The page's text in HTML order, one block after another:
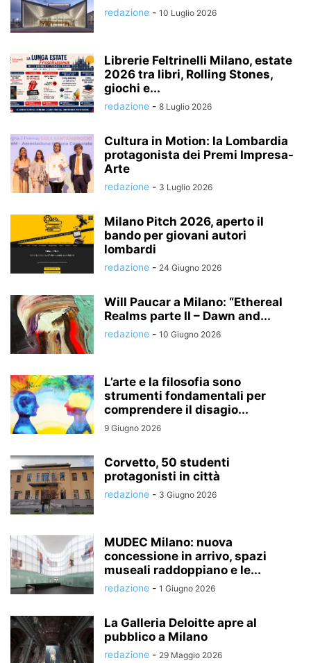
redazione - 10 Luglio 2026
Librerie Feltrinelli Milano, estate
2026 tra libri, Rolling Stones,
giochi e...
redazione - 8 Luglio 2026
Cultura in Motion: la Lombardia
protagonista dei Premi Impresa-
Arte
redazione - 3 Luglio 2026
Milano Pitch 2026, aperto il
bando per giovani autori
lombardi
redazione - 24 Giugno 2026
Will Paucar a Milano: “Ethereal
Realms parte II – Dawn and...
redazione - 10 Giugno 2026
L’arte e la filosofia sono
strumenti fondamentali per
comprendere il disagio...
9 Giugno 2026
Corvetto, 50 studenti
protagonisti in città
redazione - 3 Giugno 2026
MUDEC Milano: nuova
concessione in arrivo, spazi
museali raddoppiano e le...
redazione - 1 Giugno 2026
La Galleria Deloitte apre al
pubblico a Milano
redazione - 29 Maggio 2026